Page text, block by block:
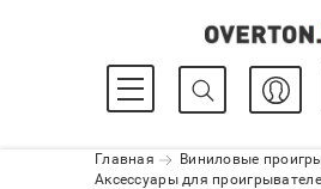
Главная
Виниловые
Аксессуары для